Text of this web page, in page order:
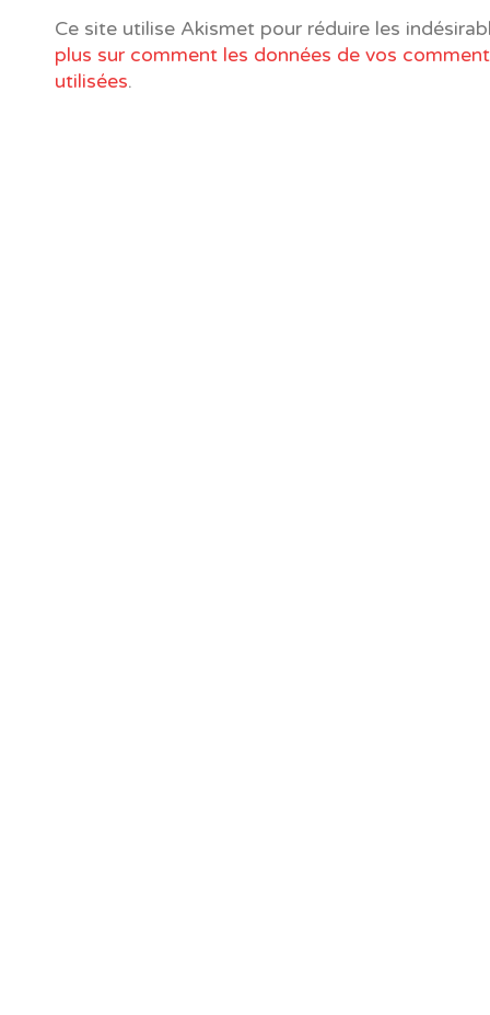
Ce site utilise Akismet pour réduire les
plus sur comment les données de vos
utilisées.